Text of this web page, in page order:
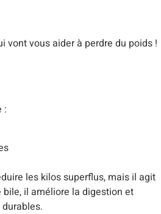
vont vous aider à perdre du poids !
:
les kilos superflus, mais il agit
il améliore la digestion et